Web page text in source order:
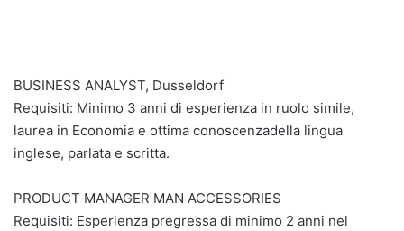
BUSINESS ANALYST, Dusseldorf
Requisiti: Minimo 3 anni di esperienza in ruolo simile,
laurea in Economia e ottima conoscenzadella lingua
inglese, parlata e scritta.
PRODUCT MANAGER MAN ACCESSORIES
Requisiti: Esperienza pregressa di minimo 2 anni nel